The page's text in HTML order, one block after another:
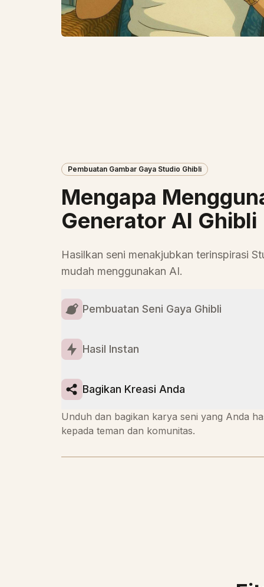
Pembuatan Gambar Gaya Studio Ghibli
Mengapa
Generator AI Ghibli
Hasilkan seni menakjubkan terinspirasi
mudah menggunakan AI.
Pembuatan Seni Gaya Ghibli
Hasil Instan
Bagikan Kreasi Anda
Unduh dan bagikan karya seni yang Anda
kepada teman dan komunitas.